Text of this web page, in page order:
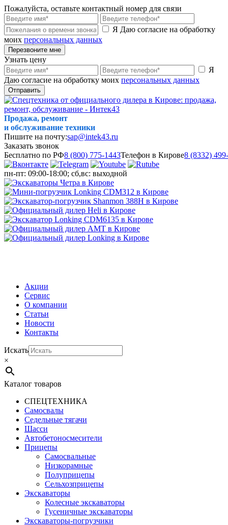
Пожалуйста, оставьте контактный номер для связи
Я Даю согласие на обработку
моих персональных данных
Перезвоните мне
Узнать цену
Я
Даю согласие на обработку моих персональных данных
Отправить
Продажа, ремонт
и обслуживание техники
Пишите на почту:sap@intek43.ru
Заказать звонок
Бесплатно по РФ8 (800) 775-1443Телефон в Кирове8 (8332)
пн-пт: 09:00-18:00; сб,вс: выходной
Акции
Сервис
О компании
Статьи
Новости
Контакты
Искать
×
Каталог товаров
СПЕЦТЕХНИКА
Самосвалы
Седельные тягачи
Шасси
Автобетоно­смесители
Прицепы
Самосвальные
Низкорамные
Полуприцепы
Сельхозприцепы
Экскаваторы
Колесные экскаваторы
Гусеничные экскаваторы
Экскаваторы-погрузчики